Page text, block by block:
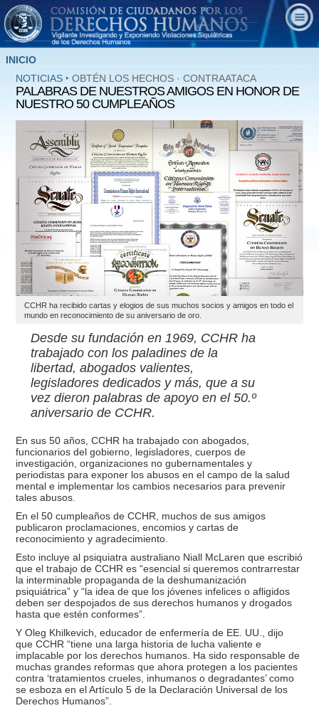
INICIO
NOTICIAS ‣OBTÉN LOS HECHOS ·CONTRAATACA
PALABRAS DE NUESTROS AMIGOS EN HONOR DE
NUESTRO 50 CUMPLEAÑOS
CCHR ha recibido cartas y elogios de sus muchos socios y amigos en todo el
mundo en reconocimiento de su aniversario de oro.
Desde su fundación en 1969, CCHR ha
trabajado con los paladines de la
libertad, abogados valientes,
legisladores dedicados y más, que a su
vez dieron palabras de apoyo en el 50.º
aniversario de CCHR.
En sus 50 años, CCHR ha trabajado con abogados,
funcionarios del gobierno, legisladores, cuerpos de
investigación, organizaciones no gubernamentales y
periodistas para exponer los abusos en el campo de la salud
mental e implementar los cambios necesarios para prevenir
tales abusos.
En el 50 cumpleaños de CCHR, muchos de sus amigos
publicaron proclamaciones, encomios y cartas de
reconocimiento y agradecimiento.
Esto incluye al psiquiatra australiano Niall McLaren que escribió
que el trabajo de CCHR es “esencial si queremos contrarrestar
la interminable propaganda de la deshumanización
psiquiátrica” y “la idea de que los jóvenes infelices o afligidos
deben ser despojados de sus derechos humanos y drogados
hasta que estén conformes”.
Y Oleg Khilkevich, educador de enfermería de EE. UU., dijo
que CCHR “tiene una larga historia de lucha valiente e
implacable por los derechos humanos. Ha sido responsable de
muchas grandes reformas que ahora protegen a los pacientes
contra ‘tratamientos crueles, inhumanos o degradantes’ como
se esboza en el Artículo 5 de la Declaración Universal de los
Derechos Humanos”.